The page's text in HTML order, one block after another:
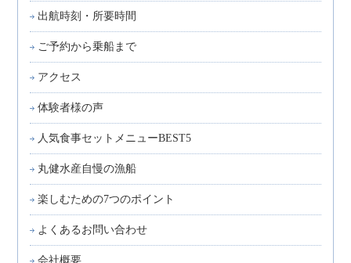
出航時刻・所要時間
ご予約から乗船まで
アクセス
体験者様の声
人気食事セットメニューBEST5
丸健水産自慢の漁船
楽しむための7つのポイント
よくあるお問い合わせ
会社概要